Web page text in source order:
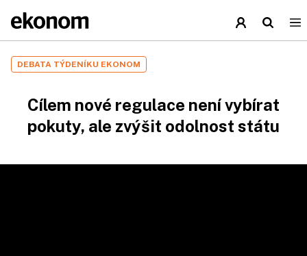
DEBATA TÝDENÍKU EKONOM
Cílem nové regulace není vybírat
pokuty, ale zvýšit odolnost státu